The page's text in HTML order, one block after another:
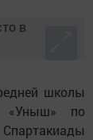
школы
«Уныш» по